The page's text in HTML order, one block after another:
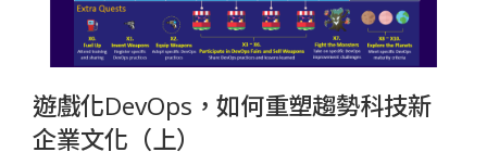
遊戲化DevOps，如何重塑趨勢科技新
企業文化（上）